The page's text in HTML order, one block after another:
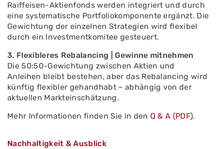
Raiffeisen-Aktienfonds werden integriert und durch
eine systematische Portfoliokomponente ergänzt. Die
Gewichtung der einzelnen Strategien wird flexibel
durch ein Investmentkomitee gesteuert.
3. Flexibleres Rebalancing | Gewinne mitnehmen
Die 50:50-Gewichtung zwischen Aktien und
Anleihen bleibt bestehen, aber das Rebalancing wird
künftig flexibler gehandhabt – abhängig von der
aktuellen Markteinschätzung.
Mehr Informationen finden Sie in den Q & A (PDF).
Nachhaltigkeit & Ausblick